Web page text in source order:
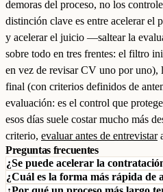
demoras del proceso, no los
distinción clave es entre acelerar
y acelerar el juicio —saltear la
sobre todo en tres frentes: el filtro
en vez de revisar CV uno por uno),
final (con criterios definidos de
evaluación: es el control que
esos días suele costar mucho más
criterio, evaluar antes de entrevistar
Preguntas frecuentes
¿Se puede acelerar la
¿Cuál es la forma más rápida de